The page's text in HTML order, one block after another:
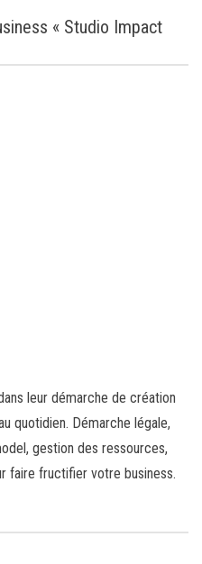
« Studio Impact
leur démarche de création
quotidien. Démarche légale,
gestion des ressources,
faire fructifier votre business.